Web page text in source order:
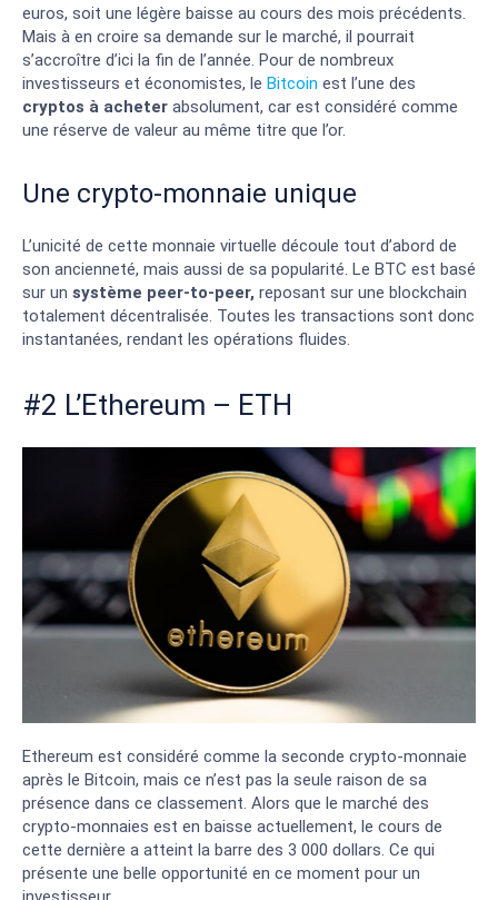
euros, soit une légère baisse au cours des mois précédents.
Mais à en croire sa demande sur le marché, il pourrait
s’accroître d’ici la fin de l’année. Pour de nombreux
investisseurs et économistes, le Bitcoin est l’une des
cryptos à acheter absolument, car est considéré comme
une réserve de valeur au même titre que l’or.
Une crypto-monnaie unique
L’unicité de cette monnaie virtuelle découle tout d’abord de
son ancienneté, mais aussi de sa popularité. Le BTC est basé
sur un système peer-to-peer, reposant sur une blockchain
totalement décentralisée. Toutes les transactions sont donc
instantanées, rendant les opérations fluides.
#2 L’Ethereum – ETH
Ethereum est considéré comme la seconde crypto-monnaie
après le Bitcoin, mais ce n’est pas la seule raison de sa
présence dans ce classement. Alors que le marché des
crypto-monnaies est en baisse actuellement, le cours de
cette dernière a atteint la barre des 3 000 dollars. Ce qui
présente une belle opportunité en ce moment pour un